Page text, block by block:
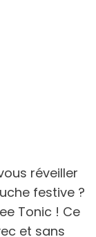
réveiller
festive ?
Tonic ! Ce
et sans